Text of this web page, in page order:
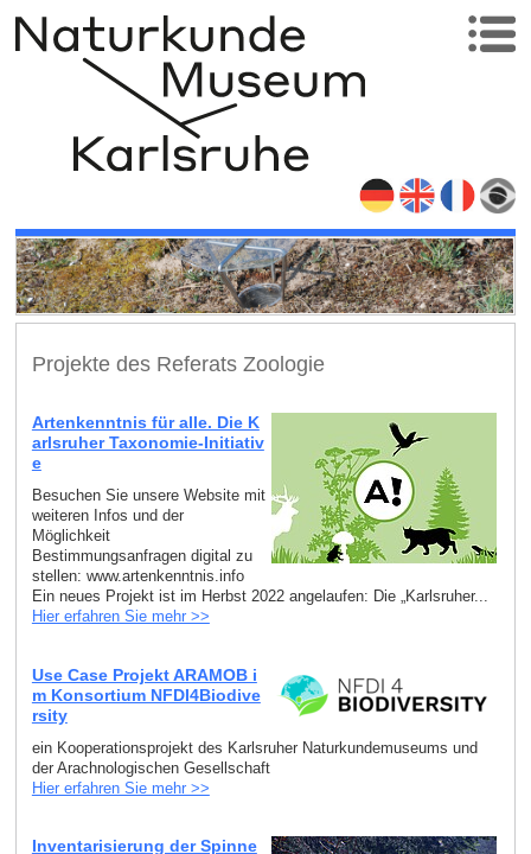
Projekte des Referats Zoologie
Artenkenntnis für alle. Die K
arlsruher Taxonomie-Initiativ
e
Besuchen Sie unsere Website mit
weiteren Infos und der
Möglichkeit
Bestimmungsanfragen digital zu
stellen: www.artenkenntnis.info
Ein neues Projekt ist im Herbst 2022 angelaufen: Die „Karlsruher...
Hier erfahren Sie mehr >>
Use Case Projekt ARAMOB i
m Konsortium NFDI4Biodive
rsity
ein Kooperationsprojekt des Karlsruher Naturkundemuseums und
der Arachnologischen Gesellschaft
Hier erfahren Sie mehr >>
Inventarisierung der Spinne